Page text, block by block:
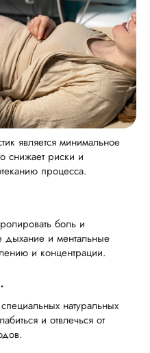
является минимальное
снижает риски и
процесса.
боль и
дыхание и ментальные
и концентрации.
натуральных
и отвлечься от